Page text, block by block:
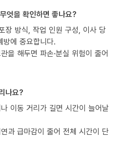
엇을 확인하면 좋나요?
장 방식, 작업 인원 구성, 이사 당
에 중요합니다.
을 해두면 파손·분실 위험이 줄어
나요?
이동 거리가 길면 시간이 늘어날
과 급마감이 줄어 전체 시간이 단